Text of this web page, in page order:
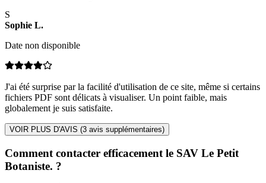
S
Sophie L.
Date non disponible
J'ai été surprise par la facilité d'utilisation de ce site, même si certains
fichiers PDF sont délicats à visualiser. Un point faible, mais
globalement je suis satisfaite.
VOIR PLUS D'AVIS (3 avis supplémentaires)
Comment contacter efficacement le SAV Le Petit
Botaniste. ?